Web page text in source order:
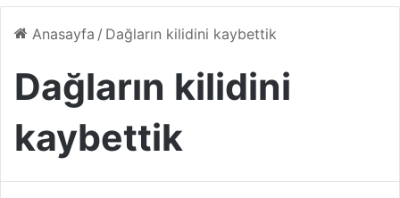
Anasayfa / Dağların kilidini kaybettik
Dağların kilidini
kaybettik